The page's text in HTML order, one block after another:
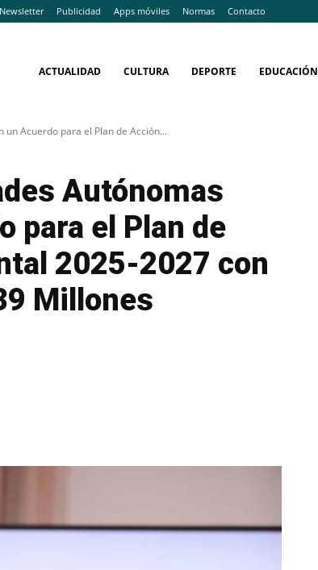
Newsletter Publicidad Apps móviles Normas Contacto
ACTUALIDAD CULTURA DEPORTE EDUCACIÓN
Acuerdo para el Plan de Acción...
Autónomas
para el Plan de
2025-2027 con
Millones